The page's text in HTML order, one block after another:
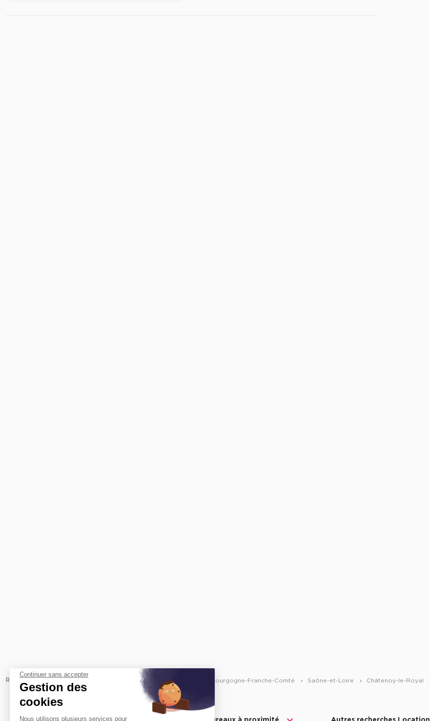
Revenir à l'accueil - Location Bureaux Bourgogne-Franche-Comté Saône-et-Loire Châtenoy-le-Royal
Continuer sans accepter
Gestion des
cookies
Nous utilisons plusieurs services pour